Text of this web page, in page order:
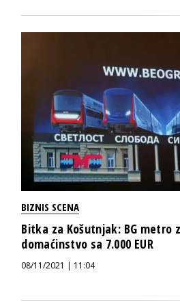
BIZNIS SCENA
Bitka za Košutnjak: BG metro
domaćinstvo sa 7.000 EUR
08/11/2021 | 11:04